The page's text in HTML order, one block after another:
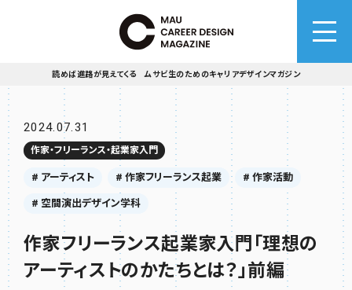
読めば進路が見えてくる ムサビ生のためのキャリアデザインマガジン
2024.07.31
作家・フリーランス・起業家入門
# アーティスト # 作家フリーランス起業 # 作家活動
# 空間演出デザイン学科
作家フリーランス起業家入門「理想の
アーティストのかたちとは？」前編